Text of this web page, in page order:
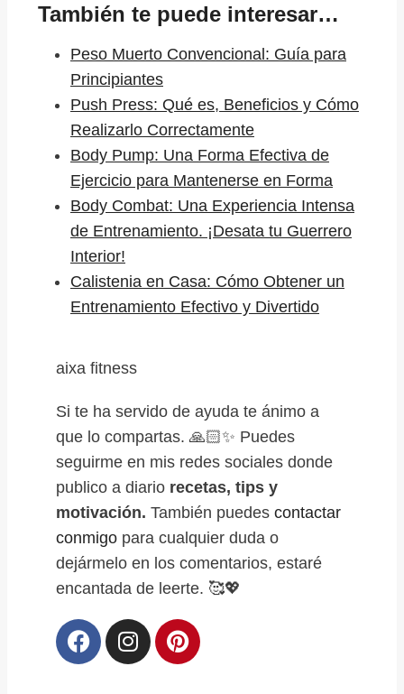
También te puede interesar…
Peso Muerto Convencional: Guía para
Principiantes
Push Press: Qué es, Beneficios y Cómo
Realizarlo Correctamente
Body Pump: Una Forma Efectiva de
Ejercicio para Mantenerse en Forma
Body Combat: Una Experiencia Intensa
de Entrenamiento. ¡Desata tu Guerrero
Interior!
Calistenia en Casa: Cómo Obtener un
Entrenamiento Efectivo y Divertido
aixa fitness
Si te ha servido de ayuda te ánimo a
que lo compartas. 🙏🏻✨ Puedes
seguirme en mis redes sociales donde
publico a diario recetas, tips y
motivación. También puedes contactar
conmigo para cualquier duda o
dejármelo en los comentarios, estaré
encantada de leerte. 🥰💖